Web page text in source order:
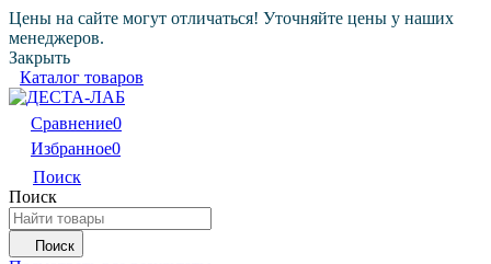
Цены на сайте могут отличаться! Уточняйте цены у наших
менеджеров.
Закрыть
Каталог товаров
Сравнение0
Избранное0
Поиск
Поиск
Поиск